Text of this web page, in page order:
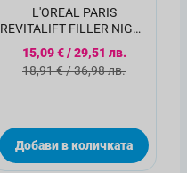
L'OREAL PARIS
REVITALIFT FILLER NIGHT
CREAM Крем за лице, 50
мл.
Специална цена
15,09 €/29,51 лв.
Стандартна цена
18,91 €/36,98 лв.
Добави в количката